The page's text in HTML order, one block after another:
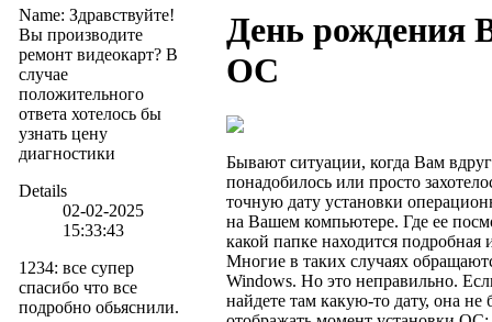
Name: Здравствуйте!
Вы производите
ремонт видеокарт? В
случае
положительного
ответа хотелось бы
узнать цену
диагностики
Details
02-02-2025
15:33:43
1234: все супер
спасибо что все
подробно обьяснили.
День рождения
ОС
Бывают ситуации, когда Вам вдруг
понадобилось или просто
точную дату установки
на Вашем компьютере. Где ее
какой папке находится подробная
Многие в таких случаях
Windows. Но это неправильно.
найдете там какую-то дату, она не